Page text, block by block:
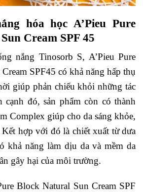
hóa học A’Pieu Pure
Cream SPF 45
nắng Tinosorb S, A’Pieu Pure
SPF45 có khả năng hấp thụ
giúp phản chiếu khỏi những tác
cạnh đó, sản phẩm còn có thành
Complex giúp cho da sáng khỏe,
hợp với đó là chiết xuất từ dưa
khả năng làm dịu da và mềm da
gây hại của môi trường.
Block Natural Sun Cream SPF